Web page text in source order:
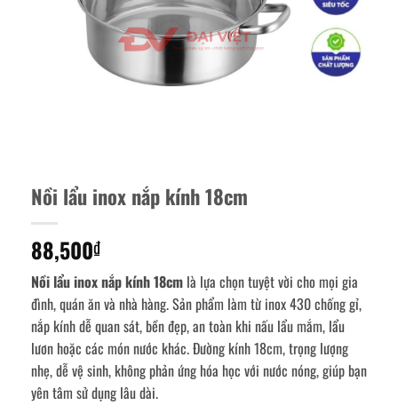
Nồi lẩu inox nắp kính 18cm
88,500₫
Nồi lẩu inox nắp kính 18cm là lựa chọn tuyệt vời cho mọi gia
đình, quán ăn và nhà hàng. Sản phẩm làm từ inox 430 chống gỉ,
nắp kính dễ quan sát, bền đẹp, an toàn khi nấu lẩu mắm, lẩu
lươn hoặc các món nước khác. Đường kính 18cm, trọng lượng
nhẹ, dễ vệ sinh, không phản ứng hóa học với nước nóng, giúp bạn
yên tâm sử dụng lâu dài.